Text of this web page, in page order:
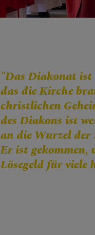
"Das Diakonat ist
das die Kirche
christlichen
des Diakons ist
an die Wurzel der
Er ist gekommen,
Lösegeld für viele